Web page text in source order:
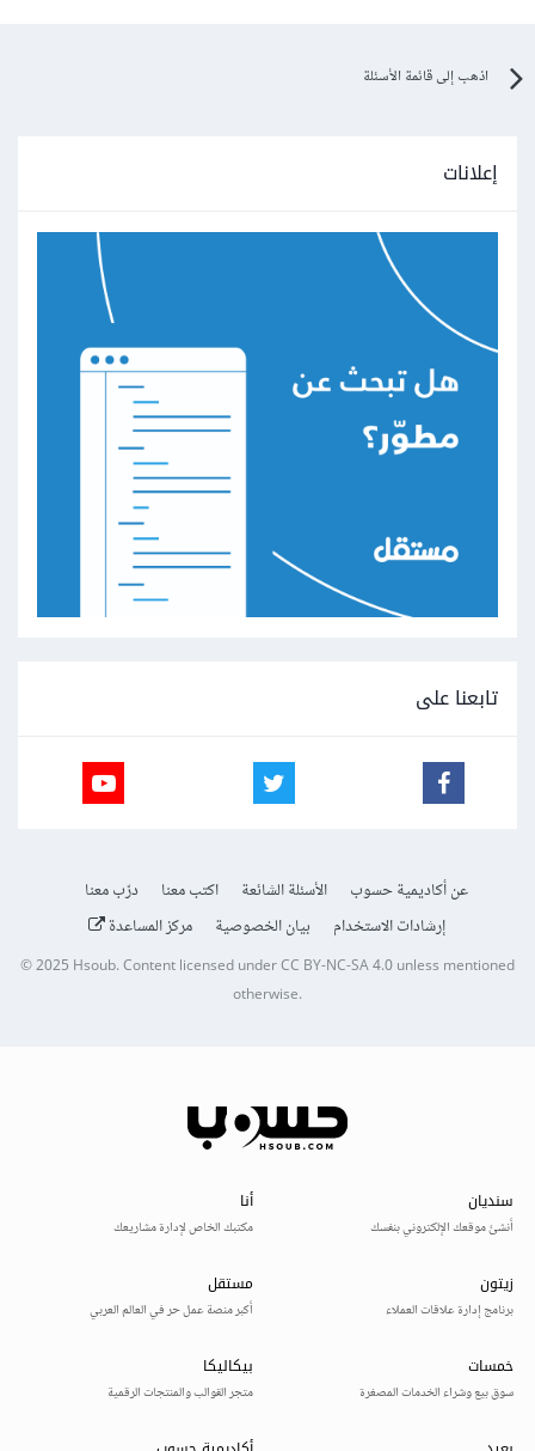
اذهب إلى قائمة الأسئلة
إعلانات
تابعنا على
عن أكاديمية حسوب الأسئلة الشائعة اكتب معنا
درّب معنا
إرشادات الاستخدام
بيان الخصوصية مركز المساعدة
© 2025Hsoub.Content licensed underCC BY-NC-SA 4.0unless mentioned
otherwise.